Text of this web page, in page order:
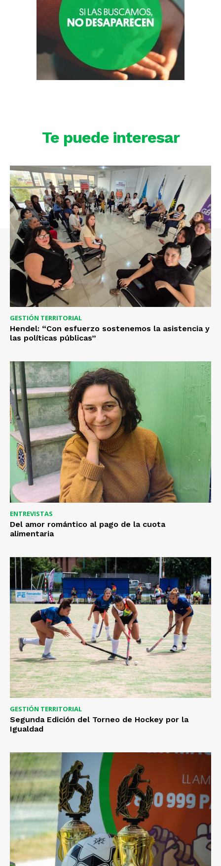
Te puede interesar
GESTIÓN TERRITORIAL
Hendel: “Con esfuerzo sostenemos la asistencia y
las políticas públicas”
ENTREVISTAS
Del amor romántico al pago de la cuota
alimentaria
GESTIÓN TERRITORIAL
Segunda Edición del Torneo de Hockey por la
Igualdad